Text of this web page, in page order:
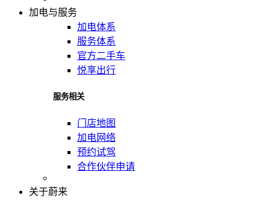
加电与服务
加电体系
服务体系
官方二手车
悦享出行
服务相关
门店地图
加电网络
预约试驾
合作伙伴申请
关于蔚来